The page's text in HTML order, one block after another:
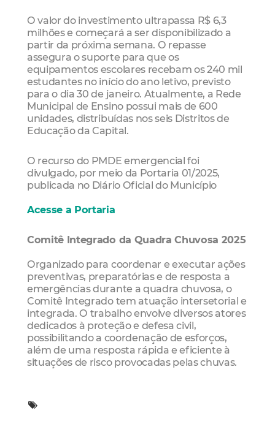
O valor do investimento ultrapassa R$ 6,3
milhões e começará a ser disponibilizado a
partir da próxima semana. O repasse
assegura o suporte para que os
equipamentos escolares recebam os 240 mil
estudantes no início do ano letivo, previsto
para o dia 30 de janeiro. Atualmente, a Rede
Municipal de Ensino possui mais de 600
unidades, distribuídas nos seis Distritos de
Educação da Capital.
O recurso do PMDE emergencial foi
divulgado, por meio da Portaria 01/2025,
publicada no Diário Oficial do Município
Acesse a Portaria
Comitê Integrado da Quadra Chuvosa 2025
Organizado para coordenar e executar ações
preventivas, preparatórias e de resposta a
emergências durante a quadra chuvosa, o
Comitê Integrado tem atuação intersetorial e
integrada. O trabalho envolve diversos atores
dedicados à proteção e defesa civil,
possibilitando a coordenação de esforços,
além de uma resposta rápida e eficiente à
situações de risco provocadas pelas chuvas.